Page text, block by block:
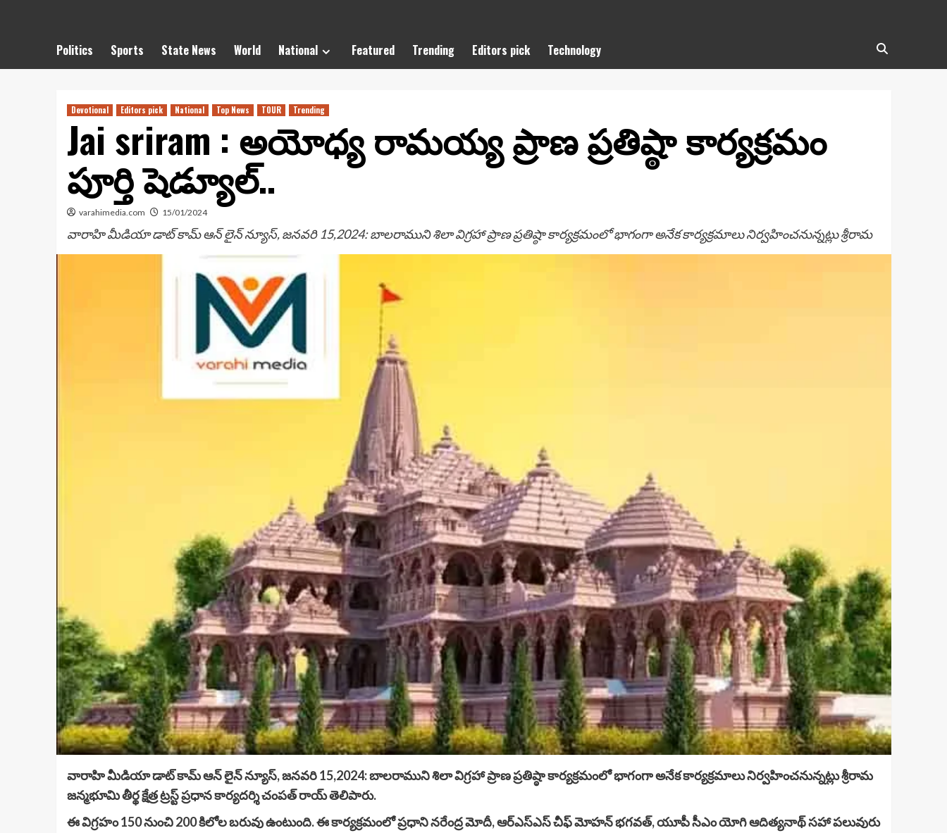
Politics Sports State News World National Featured Trending Editors pick Technology
Devotional Editors pick National Top News TOUR Trending
Jai sriram : అయోధ్య రామయ్య ప్రాణ ప్రతిష్ఠా కార్యక్రమం
పూర్తి షెడ్యూల్..
varahimedia.com 15/01/2024
వారాహి మీడియా డాట్ కామ్ ఆన్ లైన్ న్యూస్, జనవరి 15,2024: బాలరాముని శిలా విగ్రహా ప్రాణ ప్రతిష్ఠా కార్యక్రమంలో భాగంగా అనేక కార్యక్రమాలు నిర్వహించనున్నట్లు శ్రీరామ
వారాహి మీడియా డాట్ కామ్ ఆన్ లైన్ న్యూస్, జనవరి 15,2024: బాలరాముని శిలా విగ్రహా ప్రాణ ప్రతిష్ఠా కార్యక్రమంలో భాగంగా అనేక కార్యక్రమాలు నిర్వహించనున్నట్లు శ్రీరామ
జన్మభూమి తీర్థ క్షేత్ర ట్రస్ట్ ప్రధాన కార్యదర్శి చంపత్ రాయ్ తెలిపారు.
ఈ విగ్రహం 150 నుంచి 200 కిలోల బరువు ఉంటుంది. ఈ కార్యక్రమంలో ప్రధాని నరేంద్ర మోదీ, ఆర్‌ఎస్‌ఎస్ చీఫ్ మోహన్ భగవత్, యూపీ సీఎం యోగి ఆదిత్యనాథ్ సహా పలువురు